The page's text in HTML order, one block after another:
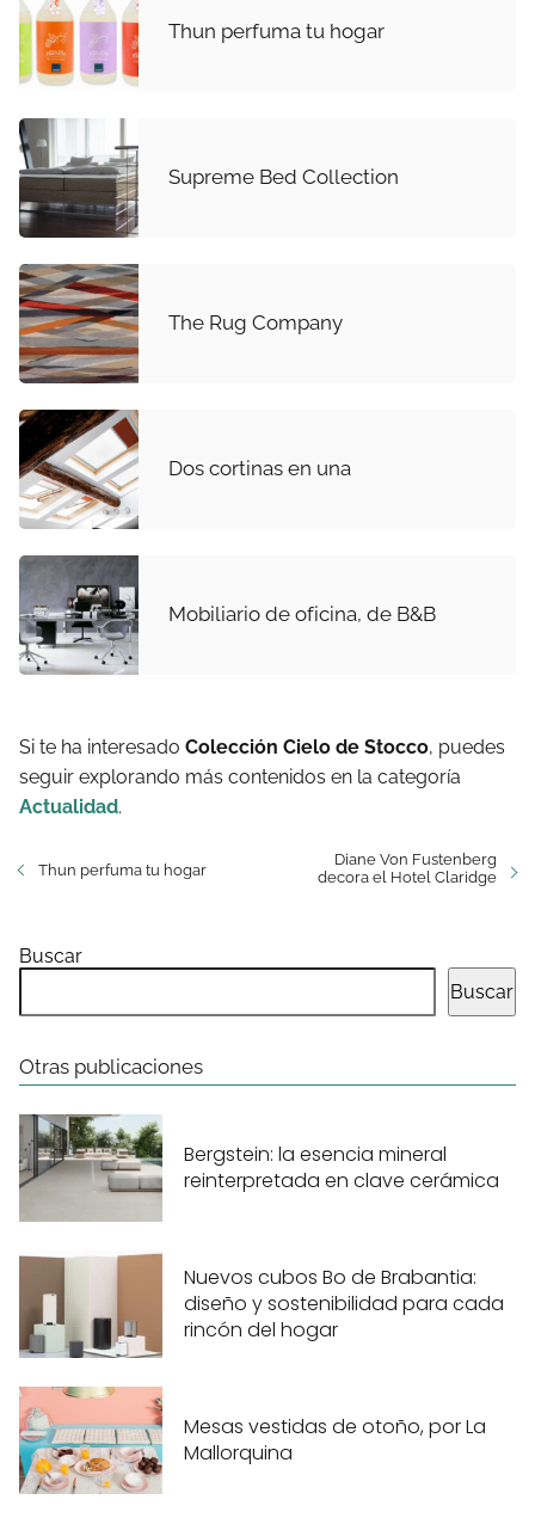
Thun perfuma tu hogar
Supreme Bed Collection
The Rug Company
Dos cortinas en una
Mobiliario de oficina, de B&B
Si te ha interesado Colección Cielo de Stocco, puedes
seguir explorando más contenidos en la categoría
Actualidad.
Thun perfuma tu hogar
Diane Von Fustenberg
decora el Hotel Claridge
Buscar
Buscar
Otras publicaciones
Bergstein: la esencia mineral
reinterpretada en clave cerámica
Nuevos cubos Bo de Brabantia:
diseño y sostenibilidad para cada
rincón del hogar
Mesas vestidas de otoño, por La
Mallorquina